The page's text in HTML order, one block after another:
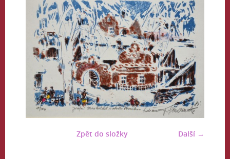
Další →
Zpět do složky